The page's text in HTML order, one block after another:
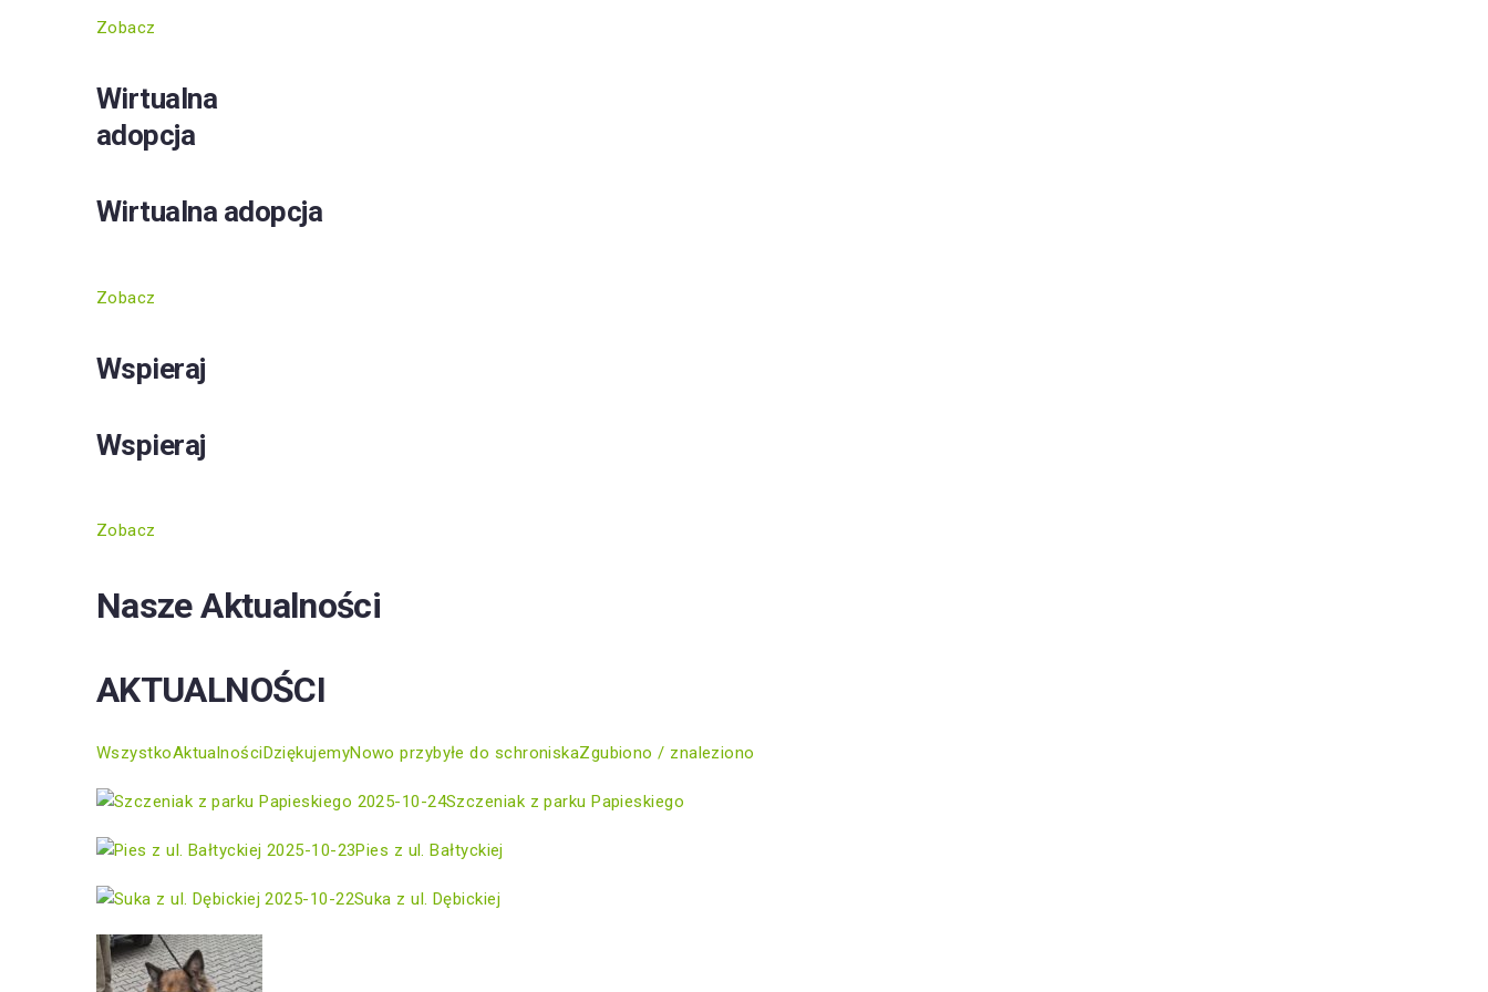
Zobacz
Wirtualna
adopcja
Wirtualna adopcja
Zobacz
Wspieraj
Wspieraj
Zobacz
Nasze Aktualności
AKTUALNOŚCI
WszystkoAktualnościDziękujemyNowo przybyłe do schroniskaZgubiono / znaleziono
2025-10-24Szczeniak z parku Papieskiego
2025-10-23Pies z ul. Bałtyckiej
2025-10-22Suka z ul. Dębickiej